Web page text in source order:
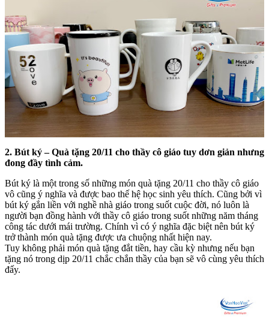
2. Bút ký – Quà tặng 20/11 cho thầy cô giáo tuy dơn giản nhưng
đong đầy tình cảm.
Bút ký là một trong số những món quà tặng 20/11 cho thầy cô giáo
vô cũng ý nghĩa và được bao thế hệ học sinh yêu thích. Cũng bởi vì
bút ký gắn liền với nghề nhà giáo trong suốt cuộc đời, nó luôn là
người bạn đồng hành với thầy cô giáo trong suốt những năm tháng
công tác dưới mái trường. Chính vì có ý nghĩa đặc biệt nên bút ký
trở thành món quà tặng được ưa chuộng nhất hiện nay.
Tuy không phải món quà tặng đắt tiền, hay cầu kỳ nhưng nếu bạn
tặng nó trong dịp 20/11 chắc chắn thầy của bạn sẽ vô cùng yêu thích
đấy.